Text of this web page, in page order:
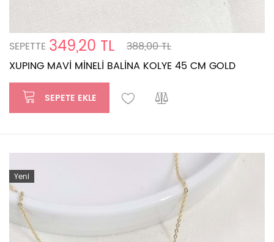
SEPETTE 349,20 TL
388,00 TL
XUPING MAVİ MİNELİ BALİNA KOLYE 45 CM GOLD
SEPETE EKLE
Yeni